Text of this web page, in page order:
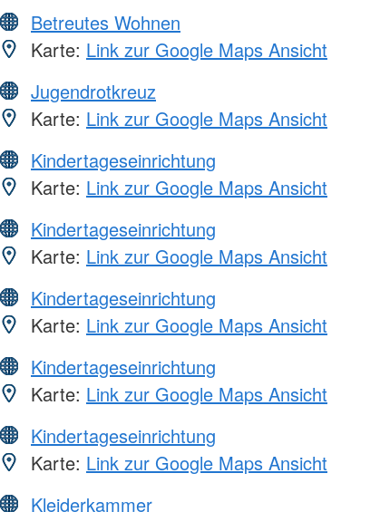
Betreutes Wohnen
Karte: Link zur Google Maps Ansicht
Jugendrotkreuz
Karte: Link zur Google Maps Ansicht
Kindertageseinrichtung
Karte: Link zur Google Maps Ansicht
Kindertageseinrichtung
Karte: Link zur Google Maps Ansicht
Kindertageseinrichtung
Karte: Link zur Google Maps Ansicht
Kindertageseinrichtung
Karte: Link zur Google Maps Ansicht
Kindertageseinrichtung
Karte: Link zur Google Maps Ansicht
Kleiderkammer